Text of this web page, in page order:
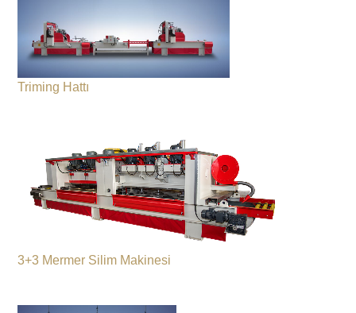
Triming Hattı
3+3 Mermer Silim Makinesi